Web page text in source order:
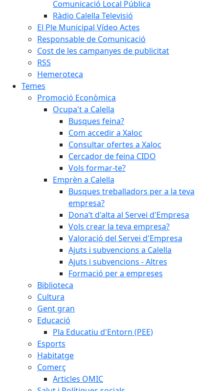
Comunicació Local Pública
Ràdio Calella Televisió
El Ple Municipal Vídeo Actes
Responsable de Comunicació
Cost de les campanyes de publicitat
RSS
Hemeroteca
Temes
Promoció Econòmica
Ocupa't a Calella
Busques feina?
Com accedir a Xaloc
Consultar ofertes a Xaloc
Cercador de feina CIDO
Vols formar-te?
Emprèn a Calella
Busques treballadors per a la teva
empresa?
Dona’t d'alta al Servei d'Empresa
Vols crear la teva empresa?
Valoració del Servei d'Empresa
Ajuts i subvencions a Calella
Ajuts i subvencions - Altres
Formació per a empreses
Biblioteca
Cultura
Gent gran
Educació
Pla Educatiu d'Entorn (PEE)
Esports
Habitatge
Comerç
Articles OMIC